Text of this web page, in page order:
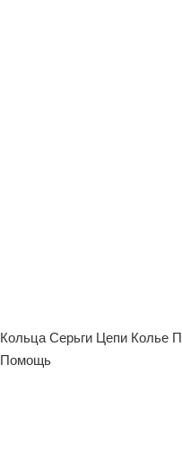
Кольца Серьги Цепи Колье
Помощь